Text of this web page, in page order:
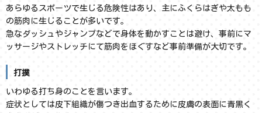
あらゆるスポーツで生じる危険性はあり、主にふくらはぎや太もも
の筋肉に生じることが多いです。
急なダッシュやジャンプなどで身体を動かすことは避け、事前にマ
ッサージやストレッチにて筋肉をほぐすなど事前準備が大切です。
打撲
いわゆる打ち身のことを言います。
症状としては皮下組織が傷つき出血するために皮膚の表面に青黒く